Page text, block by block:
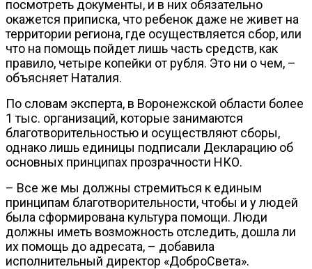
посмотреть документы, и в них обязательно
окажется приписка, что ребенок даже не живет на
территории региона, где осуществляется сбор, или
что на помощь пойдет лишь часть средств, как
правило, четыре копейки от рубля. Это ни о чем, –
объясняет Наталия.
По словам эксперта, в Воронежской области более
1 тыс. организаций, которые занимаются
благотворительностью и осуществляют сборы,
однако лишь единицы подписали Декларацию об
основных принципах прозрачности НКО.
– Все же мы должны стремиться к единым
принципам благотворительности, чтобы и у людей
была сформирована культура помощи. Люди
должны иметь возможность отследить, дошла ли
их помощь до адресата, – добавила
исполнительный директор «ДоброСвета».